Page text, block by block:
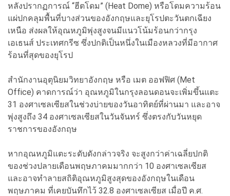
หลังปรากฏการณ์ “ฮีตโดม” (Heat Dome) หรือโดมความร้อน
แผ่ปกคลุมพื้นที่บางส่วนของอังกฤษและยุโรปตะวันตกเฉียง
เหนือ ส่งผลให้อุณหภูมิพุ่งสูงจนมีแนวโน้มร้อนกว่ากรุง
เอเธนส์ ประเทศกรีซ ซึ่งปกติเป็นหนึ่งในเมืองหลวงที่มีอากาศ
ร้อนที่สุดของยุโรป
สำนักงานอุตุนิยมวิทยาอังกฤษ หรือ เมต ออฟฟิศ (Met
Office) คาดการณ์ว่า อุณหภูมิในกรุงลอนดอนจะเพิ่มขึ้นแตะ
31 องศาเซลเซียสในช่วงบ่ายของวันอาทิตย์ที่ผ่านมา และอาจ
พุ่งสูงถึง 34 องศาเซลเซียสในวันจันทร์ ซึ่งตรงกับวันหยุด
ราชการของอังกฤษ
หากอุณหภูมิแตะระดับดังกล่าวจริง จะสูงกว่าค่าเฉลี่ยปกติ
ของช่วงปลายเดือนพฤษภาคมมากกว่า 10 องศาเซลเซียส
และอาจทำลายสถิติอุณหภูมิสูงสุดของอังกฤษในเดือน
พฤษภาคม ที่เคยบันทึกไว้ 32.8 องศาเซลเซียส เมื่อปี ค.ศ.